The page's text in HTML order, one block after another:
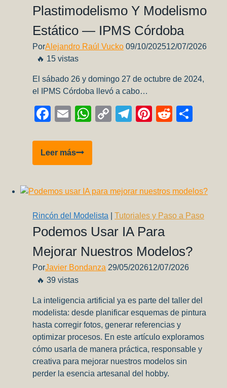
Plastimodelismo Y Modelismo
Estático — IPMS Córdoba
PorAlejandro Raúl Vucko 09/10/202512/07/2026
🔥 15 vistas
El sábado 26 y domingo 27 de octubre de 2024,
el IPMS Córdoba llevó a cabo…
Facebook
EmailWhatsApp
CopyTelegram
Pinterest
Reddit
Leer más2.ª
Exposición
Plastimodelismo
Modelismo
Estático
—
IPMS
Córdoba
Rincón del Modelista Tutoriales y Paso a Paso
Podemos Usar IA Para
Mejorar Nuestros Modelos?
PorJavier Bondanza 29/05/202612/07/2026
🔥 39 vistas
La inteligencia artificial ya es parte del taller del
modelista: desde planificar esquemas de pintura
hasta corregir fotos, generar referencias y
optimizar procesos. En este artículo exploramos
cómo usarla de manera práctica, responsable y
creativa para mejorar nuestros modelos sin
perder la esencia artesanal del hobby.